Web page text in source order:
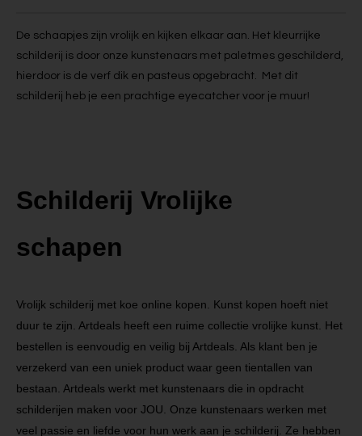
De schaapjes zijn vrolijk en kijken elkaar aan. Het kleurrijke
schilderij is door onze kunstenaars met paletmes geschilderd,
hierdoor is de verf dik en pasteus opgebracht. Met dit
schilderij heb je een prachtige eyecatcher voor je muur!
Schilderij Vrolijke
schapen
Vrolijk schilderij met koe online kopen. Kunst kopen hoeft niet
duur te zijn. Artdeals heeft een ruime collectie vrolijke kunst. Het
bestellen is eenvoudig en veilig bij Artdeals. Als klant ben je
verzekerd van een uniek product waar geen tientallen van
bestaan. Artdeals werkt met kunstenaars die in opdracht
schilderijen maken voor JOU. Onze kunstenaars werken met
veel passie en liefde voor hun werk aan je schilderij. Ze hebben